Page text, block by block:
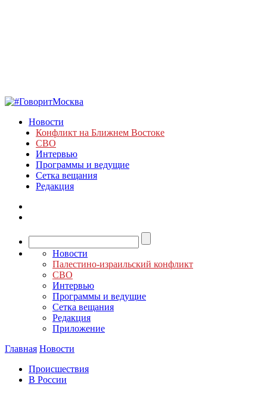
Новости
Конфликт на Ближнем Востоке
СВО
Интервью
Программы и ведущие
Сетка вещания
Редакция
Новости
Палестино-израильский конфликт
СВО
Интервью
Программы и ведущие
Сетка вещания
Редакция
Приложение
Главная Новости
Происшествия
В России